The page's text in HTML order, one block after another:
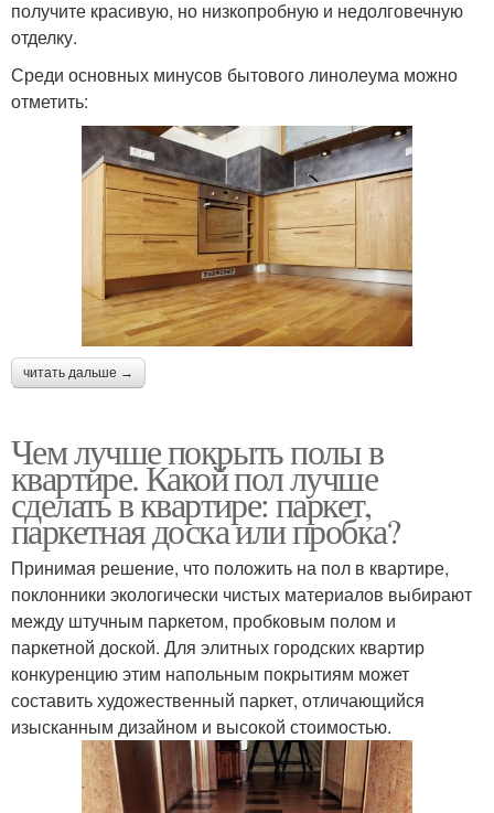
получите красивую, но низкопробную и недолговечную
отделку.
Среди основных минусов бытового линолеума можно
отметить:
читать дальше →
Чем лучше покрыть полы в
квартире. Какой пол лучше
сделать в квартире: паркет,
паркетная доска или пробка?
Принимая решение, что положить на пол в квартире,
поклонники экологически чистых материалов выбирают
между штучным паркетом, пробковым полом и
паркетной доской. Для элитных городских квартир
конкуренцию этим напольным покрытиям может
составить художественный паркет, отличающийся
изысканным дизайном и высокой стоимостью.